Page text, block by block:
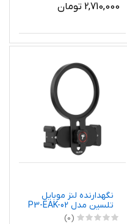
2,710,000 تومان
نگهدارنده لنز موبایل
تلسین مدل P3-EAK-02
(0)